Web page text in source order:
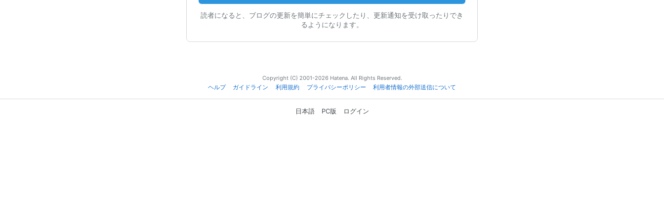
読者になると、ブログの更新を簡単にチェックしたり、更新通知を受け取ったりでき
るようになります。
Copyright (C) 2001-2026 Hatena. All Rights Reserved.
ヘルプ
ガイドライン 利用規約 プライバシーポリシー 利用者情報の外部送信について
日本語 PC版 ログイン